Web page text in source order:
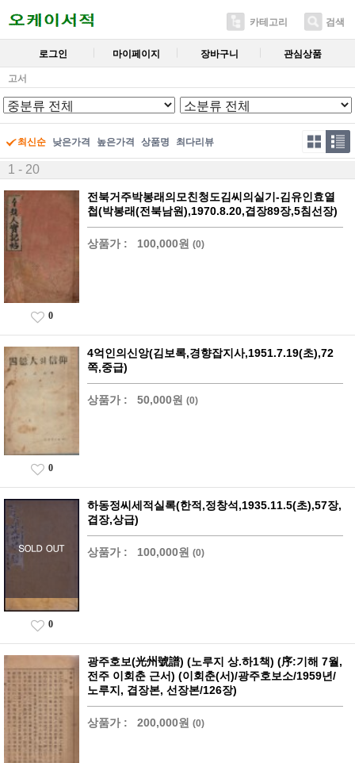
카테고리 검색
로그인 마이페이지 장바구니 관심상품
고서
최신순 낮은가격 높은가격 상품명 최다리뷰
1 - 20
전북거주박봉래의모친청도김씨의실기-김유인효열
첩(박봉래(전북남원),1970.8.20,겹장89장,5침선장)
상품가 : 100,000원 (0)
0
4억인의신앙(김보록,경향잡지사,1951.7.19(초),72
쪽,중급)
상품가 : 50,000원 (0)
0
하동정씨세적실록(한적,정창석,1935.11.5(초),57장,
겹장,상급)
상품가 : 100,000원 (0)
0
광주호보(光州號譜) (노루지 상.하1책) (序:기해 7월,
전주 이회춘 근서) (이회춘(서)/광주호보소/1959년/
노루지, 겹장본, 선장본/126장)
상품가 : 200,000원 (0)